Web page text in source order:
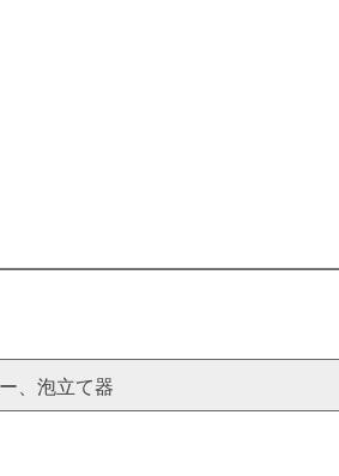
、泡立て器